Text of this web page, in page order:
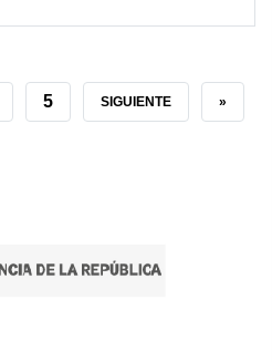
GRADUADOS
5 SIGUIENTE
SIGUIENTE ÚLTIMA
»